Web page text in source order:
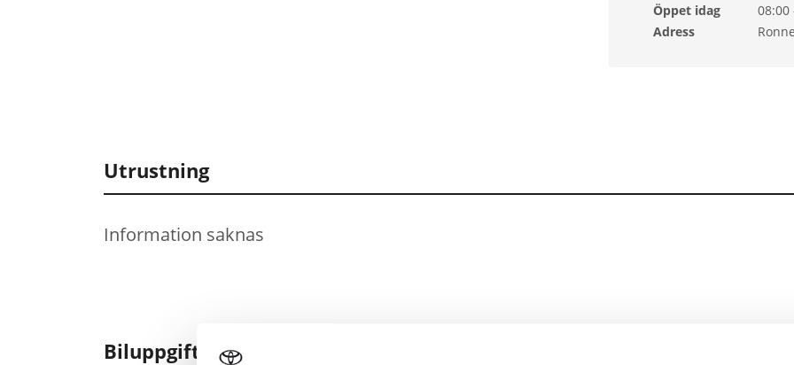
Öppet idag
08:00
Adress
Utrustning
Information saknas
Biluppgifter